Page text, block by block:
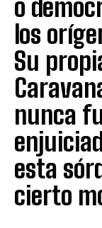
o
los
Su
nunca
esta
cierto